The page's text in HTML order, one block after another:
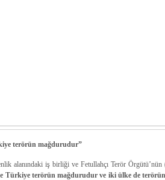
terörün mağdurudur”
alanındaki iş birliği ve Fetullahçı Terör
Türkiye terörün mağdurudur ve iki ülke de